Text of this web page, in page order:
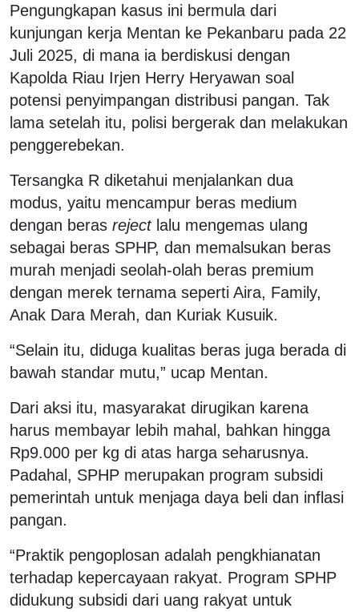
Pengungkapan kasus ini bermula dari
kunjungan kerja Mentan ke Pekanbaru pada 22
Juli 2025, di mana ia berdiskusi dengan
Kapolda Riau Irjen Herry Heryawan soal
potensi penyimpangan distribusi pangan. Tak
lama setelah itu, polisi bergerak dan melakukan
penggerebekan.
Tersangka R diketahui menjalankan dua
modus, yaitu mencampur beras medium
dengan beras rejectlalu mengemas ulang
sebagai beras SPHP, dan memalsukan beras
murah menjadi seolah-olah beras premium
dengan merek ternama seperti Aira, Family,
Anak Dara Merah, dan Kuriak Kusuik.
“Selain itu, diduga kualitas beras juga berada di
bawah standar mutu,” ucap Mentan.
Dari aksi itu, masyarakat dirugikan karena
harus membayar lebih mahal, bahkan hingga
Rp9.000 per kg di atas harga seharusnya.
Padahal, SPHP merupakan program subsidi
pemerintah untuk menjaga daya beli dan inflasi
pangan.
“Praktik pengoplosan adalah pengkhianatan
terhadap kepercayaan rakyat. Program SPHP
didukung subsidi dari uang rakyat untuk